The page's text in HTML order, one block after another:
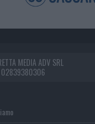
MEDIA ADV SRL
02839380306